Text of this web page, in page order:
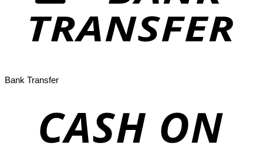
Bank Transfer